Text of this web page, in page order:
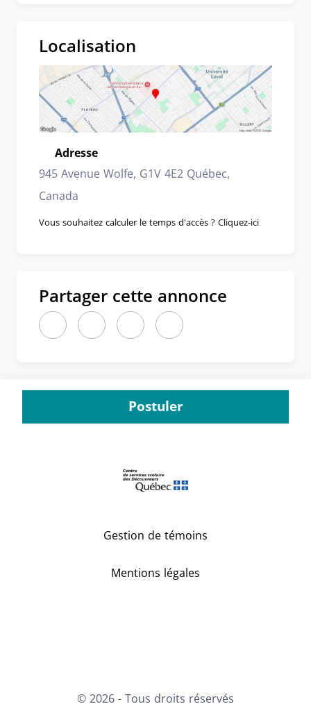
Localisation
Emplacement
Adresse
945 Avenue Wolfe, G1V 4E2 Québec,
Canada
Vous souhaitez calculer le temps d'accès ? Cliquez-ici
Partager cette annonce
Partager cette annonce sur LinkedIn (nouvelle
Partager cette annonce sur X (nouvelle
Partager cette annonce sur
Partager cette annonce
Postuler
Gestion de témoins
Mentions légales
© 2026 - Tous droits réservés